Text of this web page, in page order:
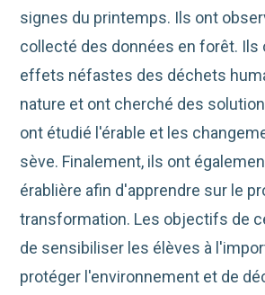
signes du printemps. Ils ont
collecté des données en forêt. Ils
effets néfastes des déchets
nature et ont cherché des
ont étudié l'érable et les
sève. Finalement, ils ont
érablière afin d'apprendre sur le
transformation. Les objectifs de
de sensibiliser les élèves à
protéger l'environnement et de